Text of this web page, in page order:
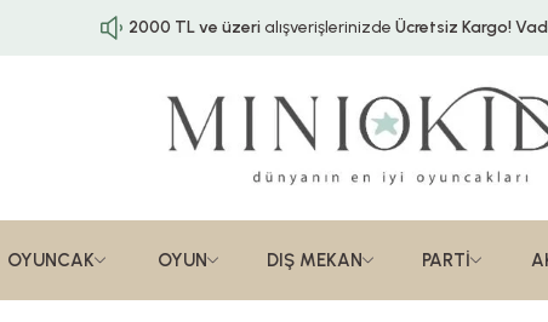
2000 TL ve üzerialışverişlerinizde Ücretsiz Kargo!
OYUNCAK OYUN DIŞ MEKAN PARTİ